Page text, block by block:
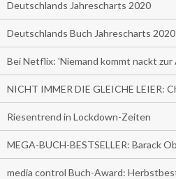
Deutschlands Jahrescharts 2020
Deutschlands Buch Jahrescharts 2020
Bei Netflix: 'Niemand kommt nackt zur
NICHT IMMER DIE GLEICHE LEIER:
Riesentrend in Lockdown-Zeiten
MEGA-BUCH-BESTSELLER: Barack
media control Buch-Award: